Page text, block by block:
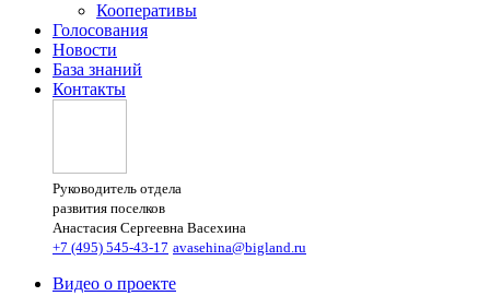
Кооперативы
Голосования
Новости
База знаний
Контакты
Руководитель отдела
развития поселков
Анастасия Сергеевна Васехина
+7 (495) 545-43-17 avasehina@bigland.ru
Видео о проекте